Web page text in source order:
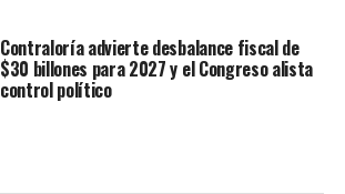
Contraloría advierte desbalance fiscal de
$30 billones para 2027 y el Congreso alista
control político